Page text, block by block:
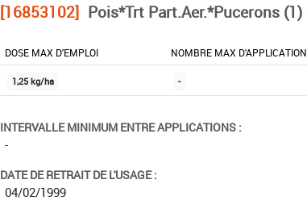
[16853102] Pois*Trt Part.Aer.*Pucerons (1)
DOSE MAX D'EMPLOI NOMBRE MAX D'APPLICATION
1,25 kg/ha -
INTERVALLE MINIMUM ENTRE APPLICATIONS :
-
DATE DE RETRAIT DE L'USAGE :
04/02/1999